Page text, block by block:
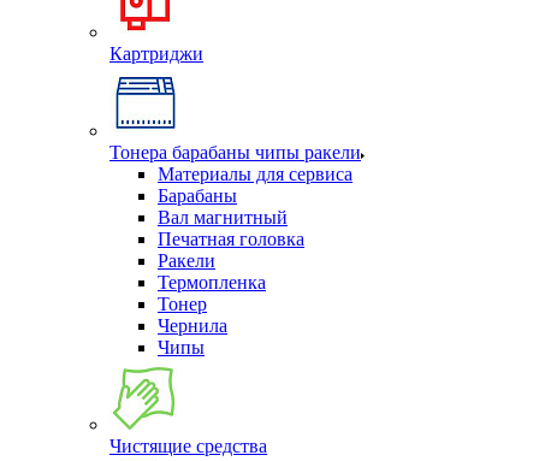
Картриджи
Тонера барабаны чипы ракели
Материалы для сервиса
Барабаны
Вал магнитный
Печатная головка
Ракели
Термопленка
Тонер
Чернила
Чипы
Чистящие средства